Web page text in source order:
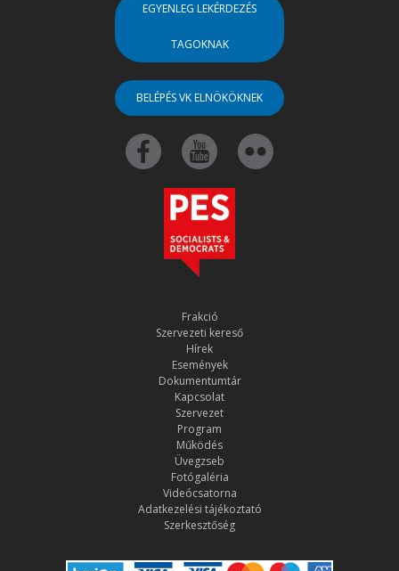
EGYENLEG LEKÉRDEZÉS
TAGOKNAK
BELÉPÉS VK ELNÖKÖKNEK
Frakció
Szervezeti kereső
Hírek
Események
Dokumentumtár
Kapcsolat
Szervezet
Program
Működés
Üvegzseb
Fotógaléria
Videócsatorna
Adatkezelési tájékoztató
Szerkesztőség